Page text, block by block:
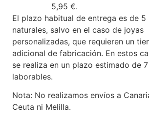
5,95 €.
El plazo habitual de entrega es de 5
naturales, salvo en el caso de joyas
personalizadas, que requieren un
adicional de fabricación. En estos
se realiza en un plazo estimado de
laborables.
Nota: No realizamos envíos a
Ceuta ni Melilla.